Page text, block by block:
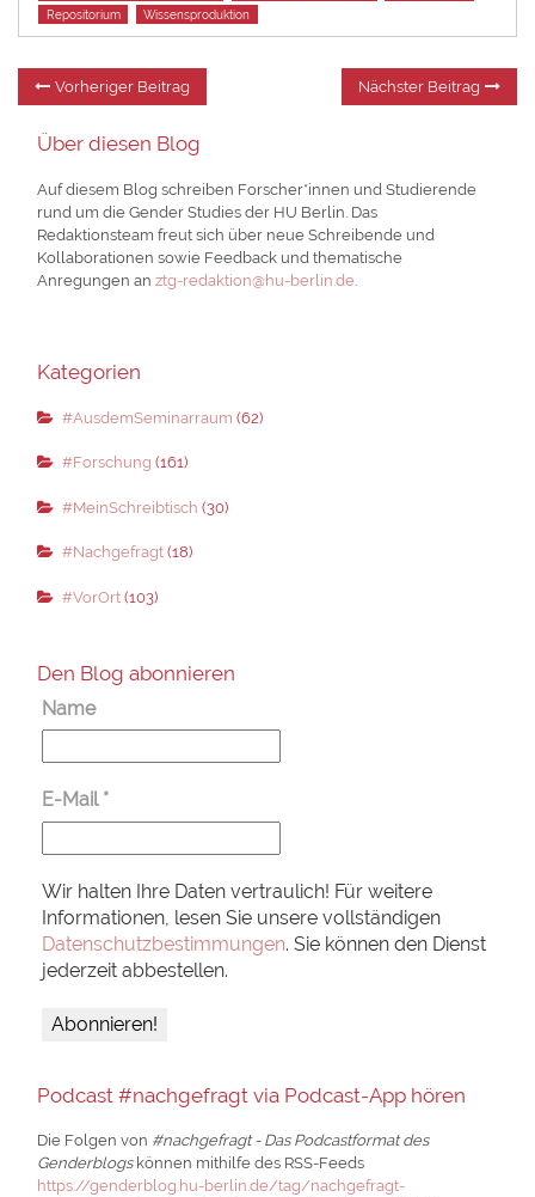
Repositorium
Wissensproduktion
Beitragsnavigation
Vorheriger Beitrag
Beitrag:
Nächster Beitrag
Über diesen Blog
Auf diesem Blog schreiben Forscher*innen und Studierende
rund um die Gender Studies der HU Berlin. Das
Redaktionsteam freut sich über neue Schreibende und
Kollaborationen sowie Feedback und thematische
Anregungen anztg-redaktion@hu-berlin.de
Kategorien
#AusdemSeminarraum (62)
#Forschung (161)
#MeinSchreibtisch (30)
#Nachgefragt(18)
#VorOrt(103)
Den Blog abonnieren
Name
E-Mail *
Wir halten Ihre Daten vertraulich! Für weitere
Informationen, lesen Sie unsere vollständigen
Datenschutzbestimmungen. Sie können den Dienst
jederzeit abbestellen.
Podcast #nachgefragt via Podcast-App hören
Die Folgen von #nachgefragt - Das Podcastformat des
Genderblogskönnen mithilfe des RSS-Feeds
https://genderblog.hu-berlin.de/tag/nachgefragt-